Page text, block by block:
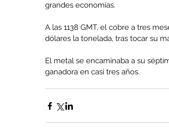
Our Recent Posts
grandes economías.
A las 1138 GMT, el cobre a tres
dólares la tonelada, tras tocar su
El metal se encaminaba a su
ganadora en casi tres años.